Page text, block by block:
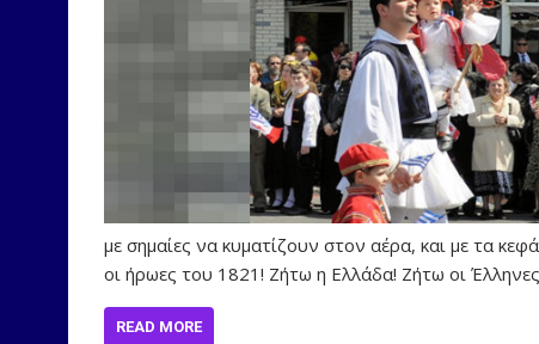
με σημαίες να κυματίζουν στον αέρα, και με τα
οι ήρωες του 1821! Ζήτω η Ελλάδα! Ζήτω οι
READ MORE